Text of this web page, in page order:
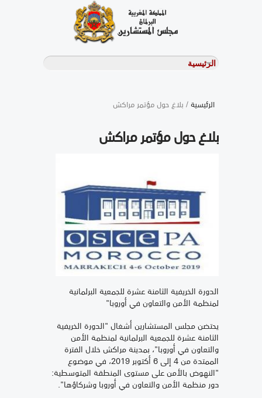
الرئيسية/ بلاغ حول مؤتمر مراكش
بلاغ حول مؤتمر مراكش
الدورة الخريفية الثامنة عشرة للجمعية البرلمانية
لمنظمة الأمن والتعاون في أوروبا"
يحتضن مجلس المستشارين أشغال "الدورة الخريفية
الثامنة عشرة للجمعية البرلمانية لمنظمة الأمن
والتعاون في أوروبا"، بمدينة مراكش خلال الفترة
الممتدة من 4 إلى 6 أكتوبر 2019، في موضوع
"النهوض بالأمن على مستوى المنطقة المتوسطية:
دور منظمة الأمن والتعاون في أوروبا وشركاؤها".